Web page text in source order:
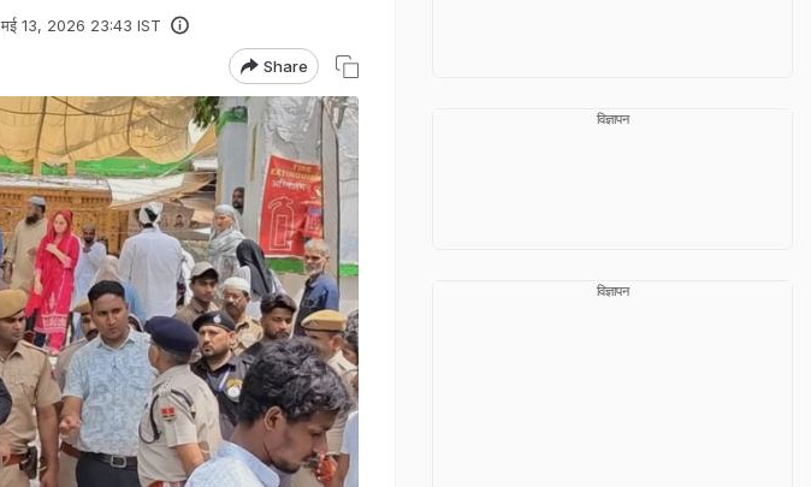
मई 13, 2026 23:43 IST
Share
विज्ञापन
विज्ञापन